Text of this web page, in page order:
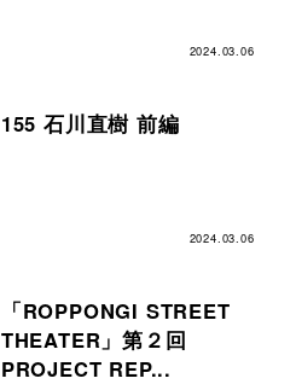
2024.03.06
155 石川直樹 前編
2024.03.06
「ROPPONGI STREET
THEATER」第２回
PROJECT REP...